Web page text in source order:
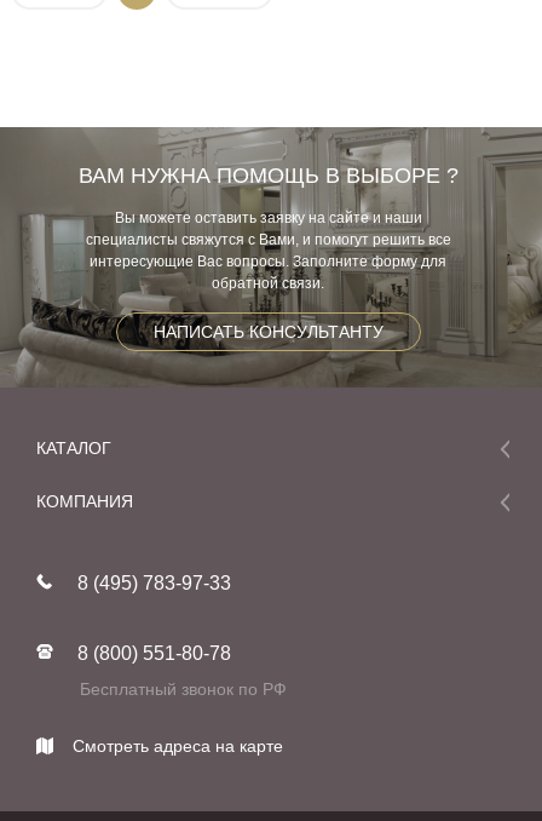
ВАМ НУЖНА ПОМОЩЬ В ВЫБОРЕ ?
Вы можете оставить заявку на сайте и наши
специалисты свяжутся с Вами, и помогут решить все
интересующие Вас вопросы. Заполните форму для
обратной связи.
НАПИСАТЬ КОНСУЛЬТАНТУ
КАТАЛОГ
Мебель
Новинки
Фабрики
КОМПАНИЯ
Реставрация
Контакты
8 (495) 783-97-33
8 (800) 551-80-78
Бесплатный звонок по РФ
Смотреть адреса на карте